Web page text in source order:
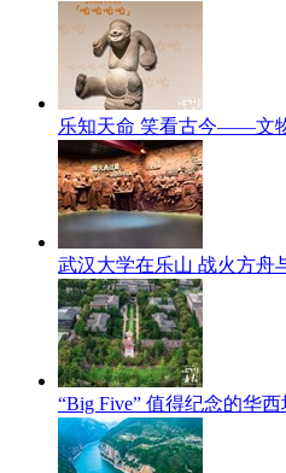
乐知天命 笑看古今——文
武汉大学在乐山 战火方舟
“Big Five” 值得纪念的华西